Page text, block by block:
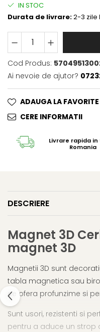
Glow Puzzles
Animals in Tubes
IN STOC
Durata de livrare:2-3 zile
Cod Produs:
Ai nevoie de ajutor?
ADAUGA LA FAVORITE
CERE INFORMATII
Livrare rapida
Romania
DESCRIERE
Magnet 3D
magnet 3D
Magnetii 3D sunt
tabla magnetica sau
ce ofera profunzime si
Sunt usori, rezistenti si
pentru a aduce un strop